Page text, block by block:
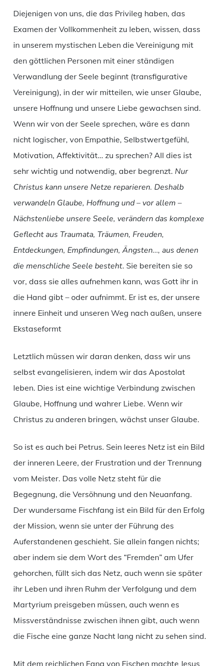
Diejenigen von uns, die das Privileg haben, das
Examen der Vollkommenheit zu leben, wissen, dass
in unserem mystischen Leben die Vereinigung mit
den göttlichen Personen mit einer ständigen
Verwandlung der Seele beginnt (transfigurative
Vereinigung), in der wir mitteilen, wie unser Glaube,
unsere Hoffnung und unsere Liebe gewachsen sind.
Wenn wir von der Seele sprechen, wäre es dann
nicht logischer, von Empathie, Selbstwertgefühl,
Motivation, Affektivität… zu sprechen? All dies ist
sehr wichtig und notwendig, aber begrenzt. Nur
Christus kann unsere Netze reparieren. Deshalb
verwandeln Glaube, Hoffnung und – vor allem –
Nächstenliebe unsere Seele, verändern das komplexe
Geflecht aus Traumata, Träumen, Freuden,
Entdeckungen, Empfindungen, Ängsten…, aus denen
die menschliche Seele besteht. Sie bereiten sie so
vor, dass sie alles aufnehmen kann, was Gott ihr in
die Hand gibt – oder aufnimmt. Er ist es, der unsere
innere Einheit und unseren Weg nach außen, unsere
Ekstaseformt
Letztlich müssen wir daran denken, dass wir uns
selbst evangelisieren, indem wir das Apostolat
leben. Dies ist eine wichtige Verbindung zwischen
Glaube, Hoffnung und wahrer Liebe. Wenn wir
Christus zu anderen bringen, wächst unser Glaube.
So ist es auch bei Petrus. Sein leeres Netz ist ein Bild
der inneren Leere, der Frustration und der Trennung
vom Meister. Das volle Netz steht für die
Begegnung, die Versöhnung und den Neuanfang.
Der wundersame Fischfang ist ein Bild für den Erfolg
der Mission, wenn sie unter der Führung des
Auferstandenen geschieht. Sie allein fangen nichts;
aber indem sie dem Wort des “Fremden” am Ufer
gehorchen, füllt sich das Netz, auch wenn sie später
ihr Leben und ihren Ruhm der Verfolgung und dem
Martyrium preisgeben müssen, auch wenn es
Missverständnisse zwischen ihnen gibt, auch wenn
die Fische eine ganze Nacht lang nicht zu sehen sind.
Mit dem reichlichen Fang von Fischen machte Jesus